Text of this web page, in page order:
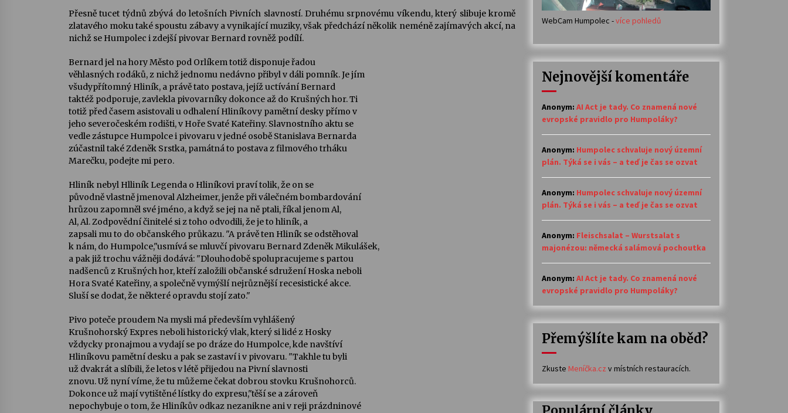
28. 7. 2026
Letní koncerty ve Stromovce: Rufus
22. 7. 2026
14. 7. 2026
Za kulturou kousek za Humpolec. V
Želivě ožije odkaz Josefa Čapka
13. 7. 2026
30. 6. 2026
Přesně tucet týdnů zbývá do letošních Pivních slavností. Druhému srpnovému víkendu, který slibuje kromě
zlatavého moku také spoustu zábavy a vynikající muziky, však předchází několik neméně zajímavých akcí, na
nichž se Humpolec i zdejší pivovar Bernard rovněž podílí.
Bernard jel na hory Město pod Orlíkem totiž disponuje řadou
věhlasných rodáků, z nichž jednomu nedávno přibyl v dáli pomník. Je jím
všudypřítomný Hliník, a právě tato postava, jejíž uctívání Bernard
taktéž podporuje, zavlekla pivovarníky dokonce až do Krušných hor. Ti
totiž před časem asistovali u odhalení Hliníkovy pamětní desky přímo v
jeho severočeském rodišti, v Hoře Svaté Kateřiny. Slavnostního aktu se
vedle zástupce Humpolce i pivovaru v jedné osobě Stanislava Bernarda
zúčastnil také Zdeněk Srstka, památná to postava z filmového trháku
Marečku, podejte mi pero.
Hliník nebyl Hlliník Legenda o Hliníkovi praví tolik, že on se
původně vlastně jmenoval Alzheimer, jenže při válečném bombardování
hrůzou zapomněl své jméno, a když se jej na ně ptali, říkal jenom Al,
Al, Al. Zodpovědní činitelé si z toho odvodili, že je to hliník, a
zapsali mu to do občanského průkazu. "A právě ten Hliník se odstěhoval
k nám, do Humpolce,"usmívá se mluvčí pivovaru Bernard Zdeněk Mikulášek,
a pak již trochu vážněji dodává: "Dlouhodobě spolupracujeme s partou
nadšenců z Krušných hor, kteří založili občanské sdružení Hoska neboli
Hora Svaté Kateřiny, a společně vymýšlí nejrůznější recesistické akce.
Sluší se dodat, že některé opravdu stojí zato."
Pivo poteče proudem Na mysli má především vyhlášený
Krušnohorský Expres neboli historický vlak, který si lidé z Hosky
vždycky pronajmou a vydají se po dráze do Humpolce, kde navštíví
Hliníkovu pamětní desku a pak se zastaví i v pivovaru. "Takhle tu byli
už dvakrát a slíbili, že letos v létě přijedou na Pivní slavnosti
znovu. Už nyní víme, že tu můžeme čekat dobrou stovku Krušnohorců.
Dokonce už mají vytištěné lístky do expresu,"těší se a zároveň
nepochybuje o tom, že Hliníkův odkaz nezanikne ani v reji prázdninové
WebCam Humpolec -více pohledů
Nejnovější komentáře
Anonym: AI Act je tady. Co znamená nové
evropské pravidlo pro Humpoláky?
Anonym: Humpolec schvaluje nový územní
plán. Týká se i vás – a teď je čas se ozvat
Anonym: Humpolec schvaluje nový územní
plán. Týká se i vás – a teď je čas se ozvat
Anonym: Fleischsalat – Wurstsalat s
majonézou: německá salámová pochoutka
Anonym: AI Act je tady. Co znamená nové
evropské pravidlo pro Humpoláky?
Přemýšlíte kam na oběd?
Zkuste Meníčka.cz v místních restauracích.